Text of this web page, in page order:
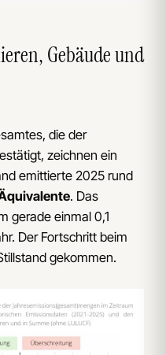
Gebäude und
die der
zeichnen ein
emittierte 2025 rund
. Das
gerade einmal 0,1
Der Fortschritt beim
gekommen.